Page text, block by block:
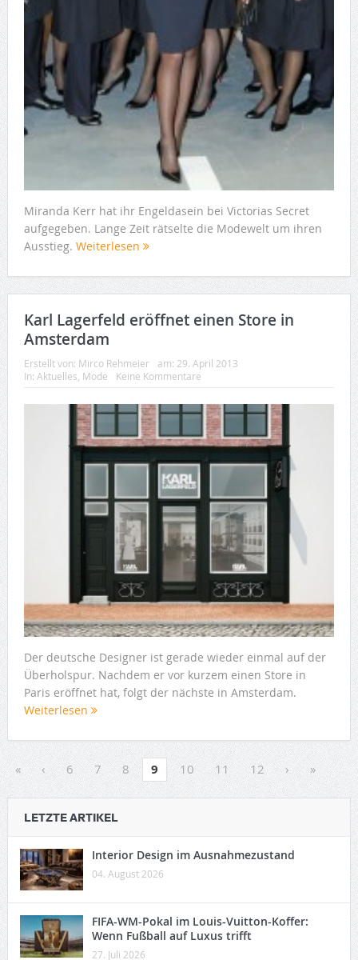
Miranda Kerr hat ihr Engeldasein bei Victorias Secret
aufgegeben. Lange Zeit rätselte die Modewelt um ihren
Ausstieg. Weiterlesen
Karl Lagerfeld eröffnet einen Store in
Amsterdam
Erstellt von: Mirco Rehmeier am: 29. April 2013
In: Aktuelles, Mode Keine Kommentare
Der deutsche Designer ist gerade wieder einmal auf der
Überholspur. Nachdem er vor kurzem einen Store in
Paris eröffnet hat, folgt der nächste in Amsterdam.
Weiterlesen
« ‹ 6 7 8 9 10 11 12 › »
LETZTE ARTIKEL
Interior Design im Ausnahmezustand
04. August 2026
FIFA-WM-Pokal im Louis-Vuitton-Koffer:
Wenn Fußball auf Luxus trifft
27. Juli 2026